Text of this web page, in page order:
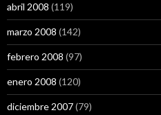
abril 2008 (119)
marzo 2008 (142)
febrero 2008 (97)
enero 2008 (120)
diciembre 2007(79)